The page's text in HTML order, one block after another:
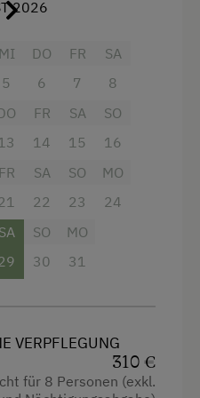
Internetanschluss
Ihnen ein eigener
– für ungestörten
ab. Im Herzen
geräumiger
gesellige Abende. Die
lässt keine Wünsche
mit einem
großem
vier separate
mit einem
Bettwäsche und
2026
MI
5
DO
6
FR
7
SA
8
FR
14
SA
15
SO
16
FR
21
SA
22
SO
23
MO
24
SA
SO
30
MO
31
VERPFLEGUNG
310 €
für 8 Personen (exkl.